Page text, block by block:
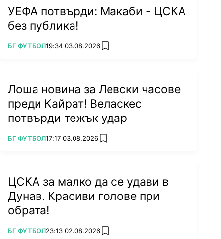
УЕФА потвърди: Макаби - ЦСКА
без публика!
ПОВЕЧЕ ОТ
БГ ФУТБОЛ19:34 03.08.2026 add favorites
Лоша новина за Левски часове
преди Кайрат! Веласкес
потвърди тежък удар
ПОВЕЧЕ ОТ
БГ ФУТБОЛ17:17 03.08.2026 add favorites
ЦСКА за малко да се удави в
Дунав. Красиви голове при
обрата!
ПОВЕЧЕ ОТ
БГ ФУТБОЛ23:13 02.08.2026 add favorites